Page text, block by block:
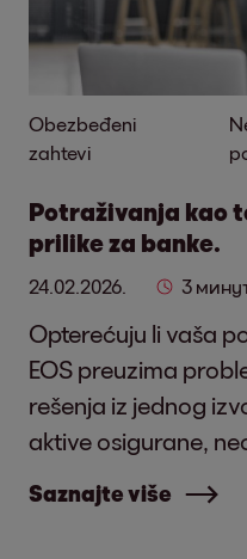
Obezbeđeni
zahtevi
Potraživanja kao
prilike za banke.
24.02.2026. 3
Opterećuju li vaša
EOS preuzima
rešenja iz jednog
aktive osigurane,
Saznajte više